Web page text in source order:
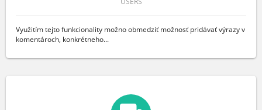
Využitím tejto funkcionality možno obmedziť možnosť pridávať výrazy v
komentároch, konkrétneho...